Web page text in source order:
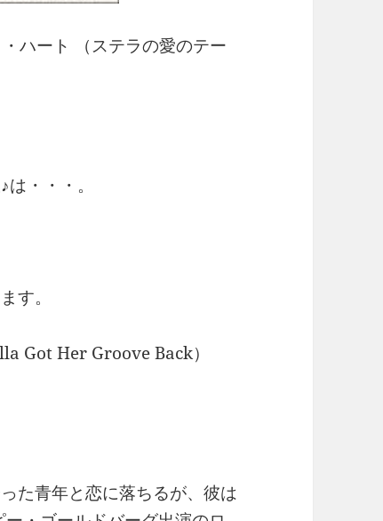
ート （ステラの愛のテー
・・・。
す。
Got Her Groove Back）
た青年と恋に落ちるが、彼は